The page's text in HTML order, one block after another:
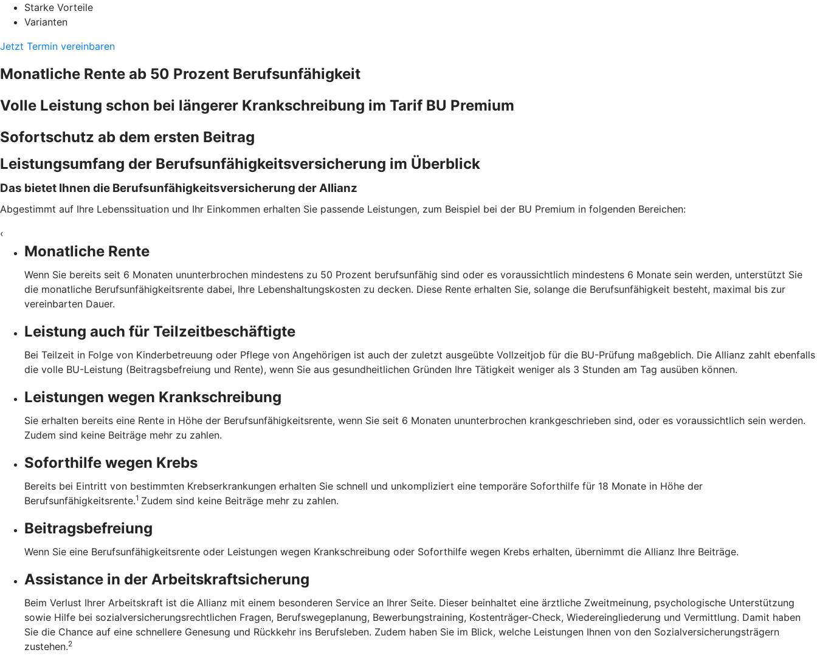
Starke Vorteile
Varianten
Jetzt Termin vereinbaren
Monatliche Rente ab 50 Prozent ­Berufsunfähigkeit
Volle Leistung schon bei längerer Krankschreibung im Tarif BU Premium
Sofortschutz ab dem ersten Beitrag
Leistungsumfang der Berufsunfähigkeitsversicherung im Überblick
Das bietet Ihnen die Berufsunfähigkeitsversicherung der Allianz
Abgestimmt auf Ihre Lebenssituation und Ihr Einkommen erhalten Sie passende Leistungen, zum Beispiel bei der BU Premium in folgenden Bereichen:
‹
Monatliche Rente
Wenn Sie bereits seit 6 Monaten ununterbrochen mindestens zu 50 Prozent berufsunfähig sind oder es voraussichtlich mindestens 6 Monate sein werden, unterstützt Sie
die monatliche Berufsunfähigkeitsrente dabei, Ihre Lebenshaltungskosten zu decken. Diese Rente erhalten Sie, solange die Berufsunfähigkeit besteht, maximal bis zur
vereinbarten Dauer.
Leistung auch für Teilzeit­beschäftigte
Bei Teilzeit in Folge von Kinderbetreuung oder Pflege von Angehörigen ist auch der zuletzt ausgeübte Vollzeitjob für die BU-Prüfung maßgeblich. Die Allianz zahlt ebenfalls
die volle BU-Leistung (Beitragsbefreiung und Rente), wenn Sie aus gesundheitlichen Gründen Ihre Tätigkeit weniger als 3 Stunden am Tag ausüben können.
Leistungen wegen Krankschreibung
Sie erhalten bereits eine Rente in Höhe der Berufsunfähigkeitsrente, wenn Sie seit 6 Monaten ununterbrochen krankgeschrieben sind, oder es voraussichtlich sein werden.
Zudem sind keine Beiträge mehr zu zahlen.
Soforthilfe wegen Krebs
Bereits bei Eintritt von bestimmten Krebserkrankungen erhalten Sie schnell und unkompliziert eine temporäre Soforthilfe für 18 Monate in Höhe der
Berufsunfähigkeitsrente.1 Zudem sind keine Beiträge mehr zu zahlen.
Beitragsbefreiung
Wenn Sie eine Berufsunfähigkeitsrente oder Leistungen wegen Krankschreibung oder Soforthilfe wegen Krebs erhalten, übernimmt die Allianz Ihre Beiträge.
Assistance in der Arbeitskraftsicherung
Beim Verlust Ihrer Arbeitskraft ist die Allianz mit einem besonderen Service an Ihrer Seite. Dieser beinhaltet eine ärztliche Zweitmeinung, psychologische Unterstützung
sowie Hilfe bei sozialversicherungsrechtlichen Fragen, Berufswegeplanung, Bewerbungstraining, Kostenträger-Check, Wiedereingliederung und Vermittlung. Damit haben
Sie die Chance auf eine schnellere Genesung und Rückkehr ins Berufsleben. Zudem haben Sie im Blick, welche Leistungen Ihnen von den Sozialversicherungsträgern
zustehen.2